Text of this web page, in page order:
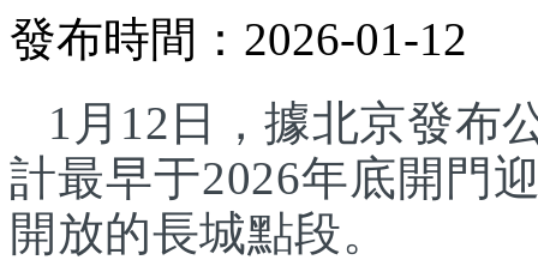
發布時間：2026-01-12
1月12日，據北京發布
計最早于2026年底開門
開放的長城點段。